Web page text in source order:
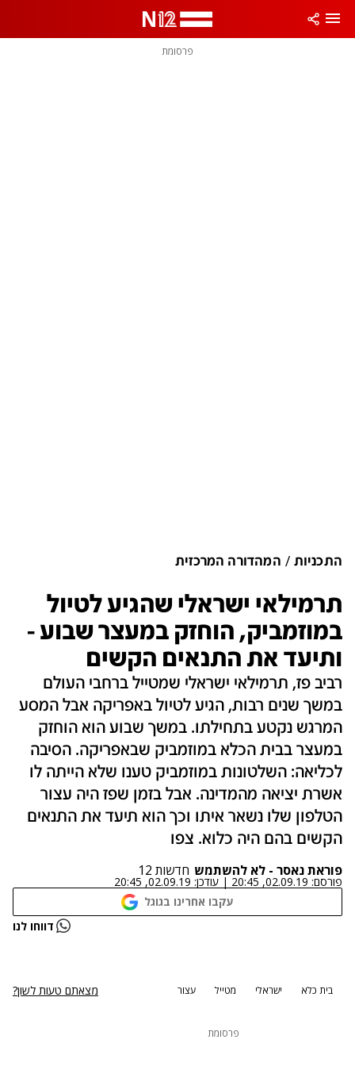
פרסומת
התכניות המהדורה המרכזית
תרמילאי ישראלי שהגיע לטיול
במוזמביק, הוחזק במעצר שבוע -
ותיעד את התנאים הקשים
רביב פז, תרמילאי ישראלי שמטייל ברחבי העולם
במשך שנים רבות, הגיע לטיול באפריקה אבל המסע
המרגש נקטע בתחילתו. במשך שבוע הוא הוחזק
במעצר בבית הכלא במוזמביק שבאפריקה. הסיבה
לכליאה: השלטונות במוזמביק טענו שלא הייתה לו
אשרת יציאה מהמדינה. אבל בזמן שפז היה עצור
הטלפון שלו נשאר איתו וכך הוא תיעד את התנאים
הקשים בהם היה כלוא. צפו
פוראת נאסר - לא להשתמש חדשות 12
פורסם: 02.09.19, 20:45
| עודכן: 02.09.19, 20:45
עקבו אחרינו בגוגל
נתקלנו בבעיה דווחו לנו
בית כלא ישראלי מטייל עצור מצאתם טעות לשון?
פרסומת